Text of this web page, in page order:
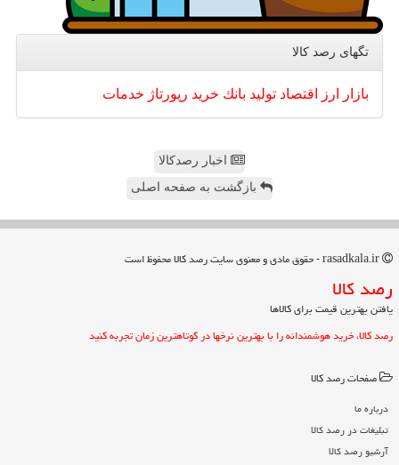
تگهای رصد كالا
بازار ارز اقتصاد تولید بانك خرید رپورتاژ خدمات
اخبار رصدکالا
بازگشت به صفحه اصلی
رصد كالا
یافتن بهترین قیمت برای کالاها
رصد کالا، خرید هوشمندانه را با بهترین نرخها در کوتاهترین زمان تجربه کنید
صفحات رصد كالا
درباره ما
تبلیغات در رصد كالا
آرشیو رصد كالا